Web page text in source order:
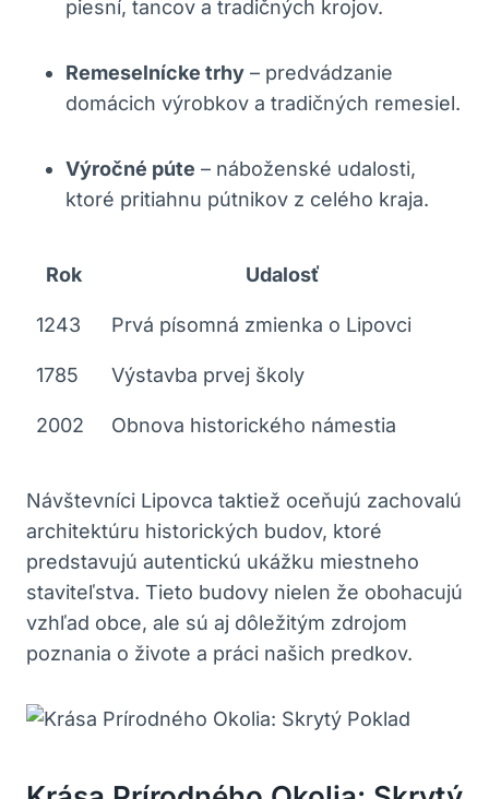
piesní, tancov a tradičných krojov.
Remeselnícke trhy – predvádzanie
domácich výrobkov a tradičných remesiel.
Výročné púte – náboženské udalosti,
ktoré pritiahnu pútnikov z celého kraja.
Rok Udalosť
1243 Prvá písomná zmienka o Lipovci
1785 Výstavba prvej školy
2002 Obnova historického námestia
Návštevníci Lipovca taktiež oceňujú zachovalú
architektúru historických budov, ktoré
predstavujú autentickú ukážku miestneho
staviteľstva. Tieto budovy nielen že obohacujú
vzhľad obce, ale sú aj dôležitým zdrojom
poznania o živote a práci našich predkov.